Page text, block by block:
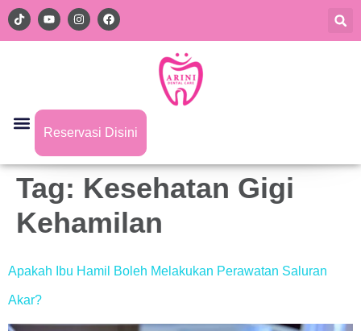
Reservasi Disini
Tag: Kesehatan Gigi
Kehamilan
Apakah Ibu Hamil Boleh Melakukan Perawatan Saluran
Akar?